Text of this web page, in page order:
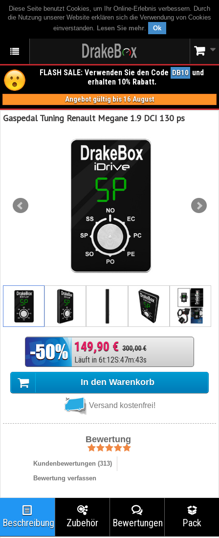
Diese Seite benutzt Cookies, um Ihr Online-Erlebnis verbessern. Durch
die Nutzung unserer Website erklären sich die Verwendung von Cookies
einverstanden. Lesen Sie mehr. Ok
FLASH SALE: Verwenden Sie den Code DB10 und
erhalten 10% Rabatt.
Angebot gültig bis 16 August
Gaspedal Tuning Renault Megane 1.9 DCI 130 ps
149,90 € 300,00 €
Läuft in 6t:12S:47m:42s
In den Warenkorb
Versand kostenfrei!
Bewertung
Kundenbewertungen (313)
Bewertung verfassen
Beschreibung Zubehör Bewertungen Pack